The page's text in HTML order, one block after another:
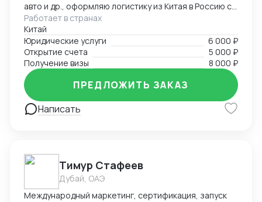
авто и др., оформляю логистику из Китая в Россию со
всеми сопроводительными документами под ключ.
Предоставляю услуги вашего представительства в
Китае, помогаю с регистрацией компаний, а также
есть опыт в открытии и автоматизации онлайн
магазинов на платформах Taobao, 1688, Meituan,
Jingdong. Помогаю найти поставщиков, наладить
производство, вести переговоры с китайской
стороной. Занимаюсь поиском и отправкой товаров
Работает в странах
Китай
Юридические услуги
6 000 ₽
Открытие счета
5 000 ₽
Получение визы
8 000 ₽
Написать
ПРЕДЛОЖИТЬ ЗАКАЗ
Тимур Стафеев
Дубай, ОАЭ
Международный маркетинг, сертификация, запуск